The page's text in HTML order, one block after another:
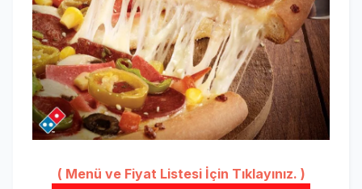
( Menü ve Fiyat Listesi İçin Tıklayınız. )